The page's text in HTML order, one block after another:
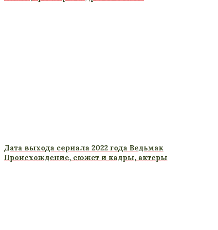
Дата выхода сериала 2022 года Ведьмак
Происхождение, сюжет и кадры, актеры